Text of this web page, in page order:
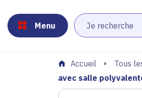
Menu
Accueil Tous
avec salle